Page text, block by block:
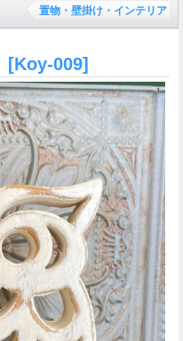
置物・壁掛け・インテリア
[Koy-009]